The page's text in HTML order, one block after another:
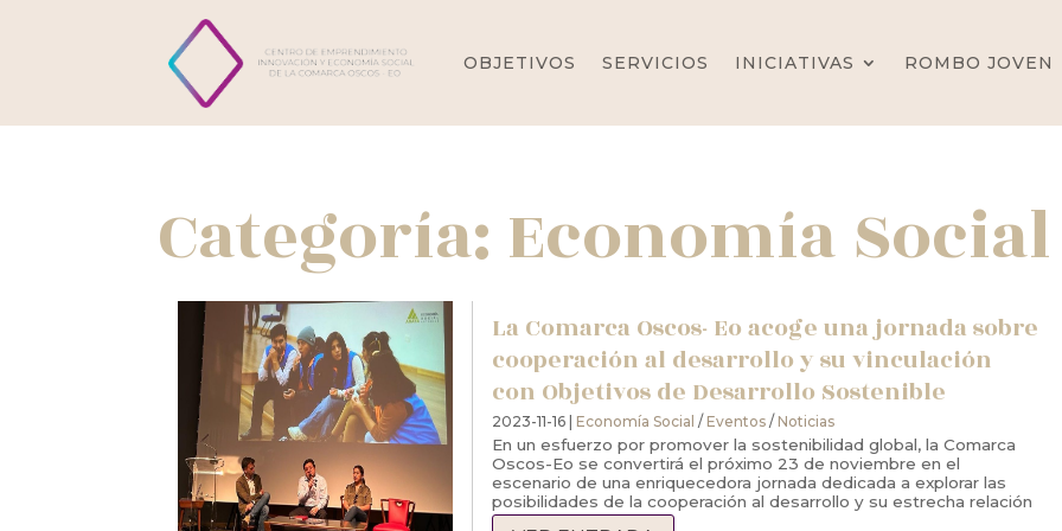
OBJETIVOS SERVICIOS INICIATIVAS ROMBO JOVEN
Categoría: Economía Social
La Comarca Oscos- Eo acoge una jornada sobre
cooperación al desarrollo y su vinculación
con Objetivos de Desarrollo Sostenible
2023-11-16 | Economía Social / Eventos / Noticias
En un esfuerzo por promover la sostenibilidad global, la Comarca
Oscos-Eo se convertirá el próximo 23 de noviembre en el
escenario de una enriquecedora jornada dedicada a explorar las
posibilidades de la cooperación al desarrollo y su estrecha relación
con los...